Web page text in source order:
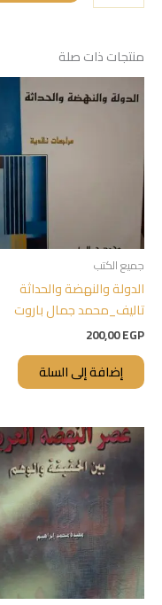
منتجات ذات صلة
جميع الكتب
الدولة والنهضة والحداثة
تاليف_محمد جمال باروت
200,00EGP
إضافة إلى السلة